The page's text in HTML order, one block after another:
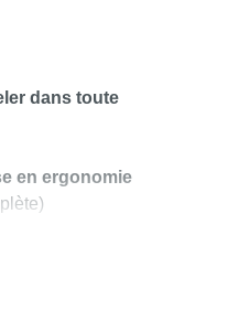
dans toute
en ergonomie
physiologique